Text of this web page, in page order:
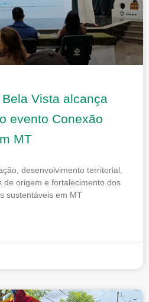
Vista alcança
evento Conexão
MT
desenvolvimento territorial,
de origem e fortalecimento dos
sustentáveis em MT